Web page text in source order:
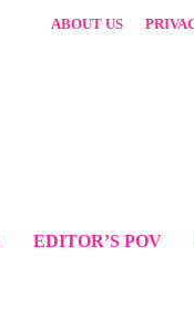
ABOUT US
EDITOR’S POV